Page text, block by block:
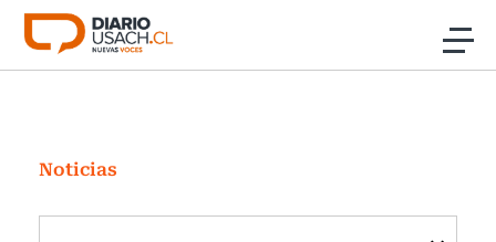
Click acá para ir directamente al contenido
Investigación
Cultura
Noticias